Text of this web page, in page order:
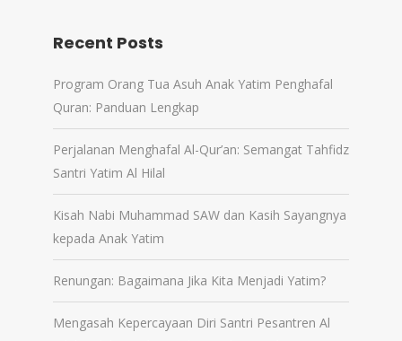
Recent Posts
Program Orang Tua Asuh Anak Yatim Penghafal
Quran: Panduan Lengkap
Perjalanan Menghafal Al-Qur’an: Semangat Tahfidz
Santri Yatim Al Hilal
Kisah Nabi Muhammad SAW dan Kasih Sayangnya
kepada Anak Yatim
Renungan: Bagaimana Jika Kita Menjadi Yatim?
Mengasah Kepercayaan Diri Santri Pesantren Al